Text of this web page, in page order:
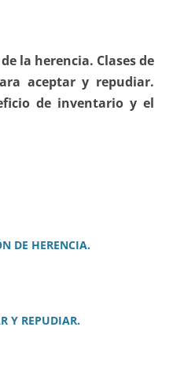
la herencia. Clases de
aceptar y repudiar.
de inventario y el
DE HERENCIA.
Y REPUDIAR.